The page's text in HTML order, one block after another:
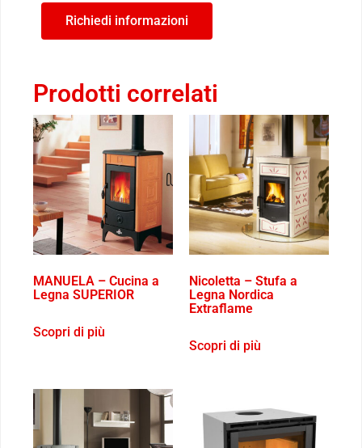
Richiedi informazioni
Prodotti correlati
MANUELA – Cucina a
Legna SUPERIOR
Scopri di più
Nicoletta – Stufa a
Legna Nordica
Extraflame
Scopri di più